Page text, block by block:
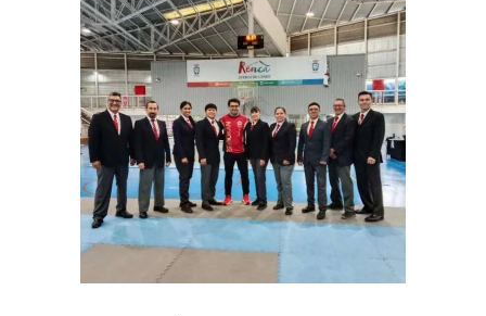
CONTACTO